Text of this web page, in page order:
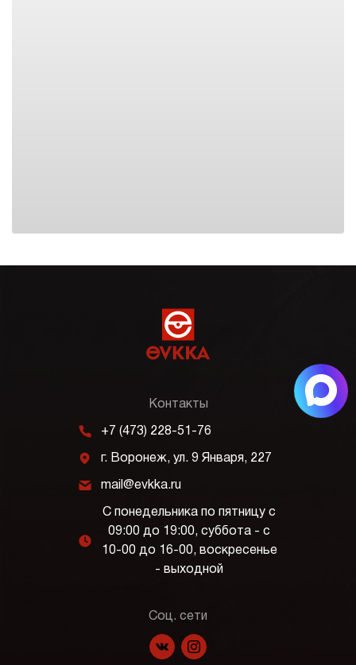
Контакты
m +7 (473) 228-51-76
j г. Воронеж, ул. 9 Января, 227
k mail@evkka.ru
l
С понедельника по пятницу с
09:00 до 19:00, суббота - с
10-00 до 16-00, воскресенье
- выходной
Соц. сети
f p